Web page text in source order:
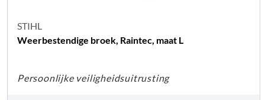
STIHL
Weerbestendige broek, Raintec, maat L
Persoonlijke veiligheidsuitrusting